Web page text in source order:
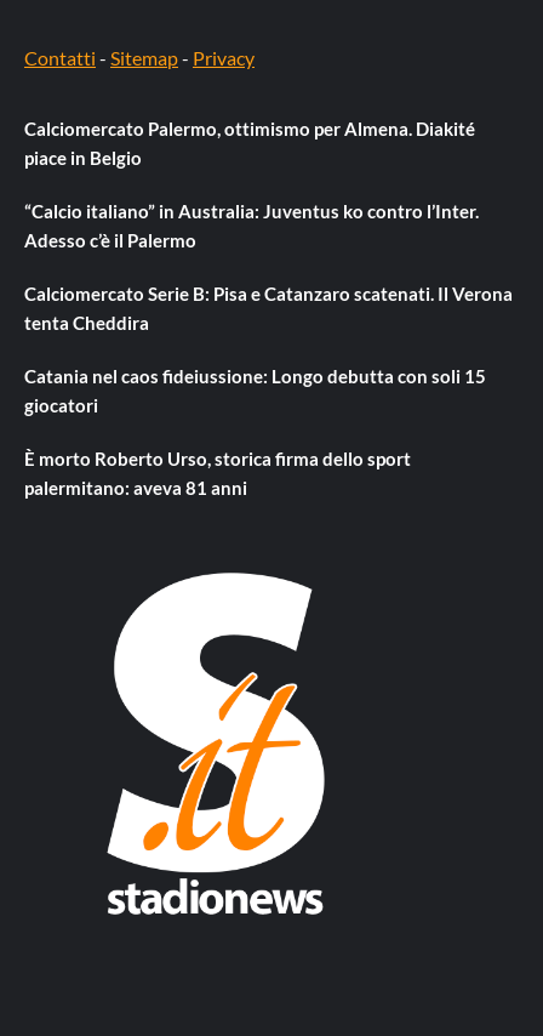
Contatti - Sitemap- Privacy
Calciomercato Palermo, ottimismo per Almena. Diakité
piace in Belgio
“Calcio italiano” in Australia: Juventus ko contro l’Inter.
Adesso c’è il Palermo
Calciomercato Serie B: Pisa e Catanzaro scatenati. Il Verona
tenta Cheddira
Catania nel caos fideiussione: Longo debutta con soli 15
giocatori
È morto Roberto Urso, storica firma dello sport
palermitano: aveva 81 anni